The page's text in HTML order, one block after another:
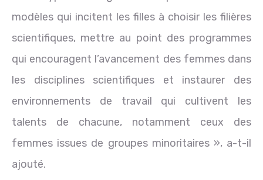
modèles qui incitent les filles à choisir les filières
scientifiques, mettre au point des programmes
qui encouragent l’avancement des femmes dans
les disciplines scientifiques et instaurer des
environnements de travail qui cultivent les
talents de chacune, notamment ceux des
femmes issues de groupes minoritaires », a-t-il
ajouté.